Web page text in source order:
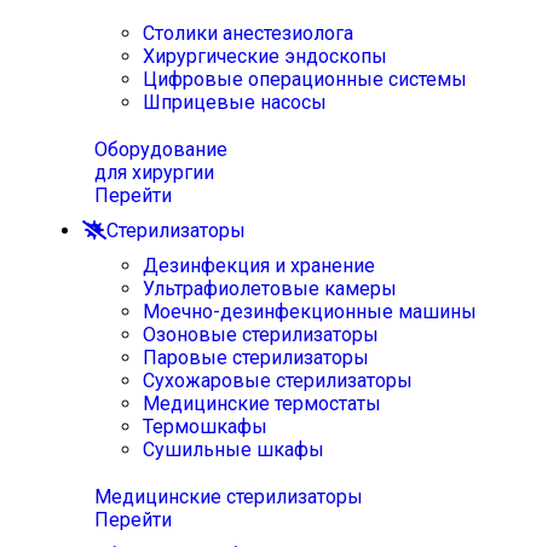
Столики анестезиолога
Хирургические эндоскопы
Цифровые операционные системы
Шприцевые насосы
Оборудование
для хирургии
Перейти
Стерилизаторы
Дезинфекция и хранение
Ультрафиолетовые камеры
Моечно-дезинфекционные машины
Озоновые стерилизаторы
Паровые стерилизаторы
Сухожаровые стерилизаторы
Медицинские термостаты
Термошкафы
Сушильные шкафы
Медицинские стерилизаторы
Перейти